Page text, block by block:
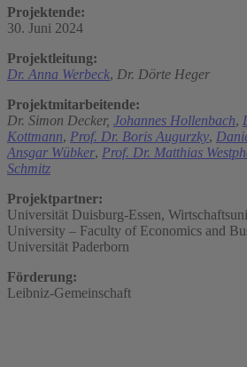
Projektende:
30. Juni 2024
Projektleitung:
Dr. Anna Werbeck, Dr. Dörte Heger
Projektmitarbeitende:
Dr. Simon Decker, Johannes Hollenbach,
Kottmann, Prof. Dr. Boris Augurzky,
Ansgar Wübker, Prof. Dr. Matthias
Schmitz
Projektpartner:
Universität Duisburg-Essen,
University – Faculty of Economics and
Universität Paderborn
Förderung:
Leibniz-Gemeinschaft